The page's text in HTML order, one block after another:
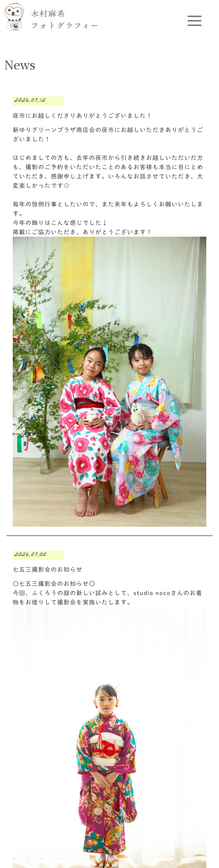
News
2026.07.12
夜市にお越しくださりありがとうございました！
新ゆりグリーンプラザ商店会の夜市にお越しいただきありがとうご
ざいました！
はじめましての方も、去年の夜市から引き続きお越しいただいだ方
も、撮影のご予約をいただいたことのあるお客様も本当に目にとめ
ていただき、感謝申し上げます。いろんなお話させていただき、大
変楽しかったです◎
毎年の恒例行事としたいので、また来年もよろしくお願いいたしま
す。
今年の飾りはこんな感じでした↓
掲載にご協力いただき、ありがとうございます！
2026.07.05
七五三撮影会のお知らせ
〇七五三撮影会のお知らせ〇
今回、ふくろうの庭の新しい試みとして、studio nocoさんのお着
物をお借りして撮影会を実施いたします。